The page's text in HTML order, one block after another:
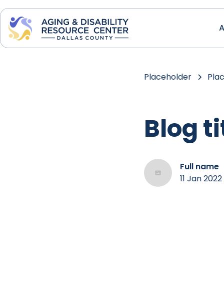
Placeholder
Blog
Full name
11 Jan 2022